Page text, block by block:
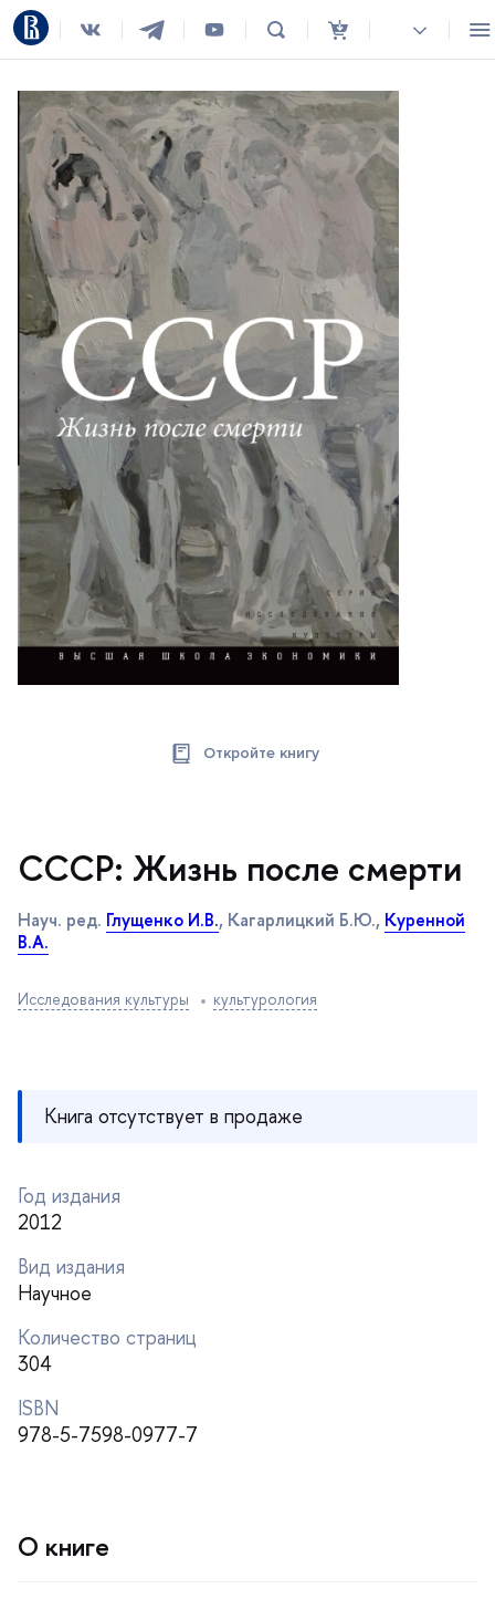
Откройте книгу
СССР: Жизнь после смерти
Науч. ред. Глущенко И.В., Кагарлицкий Б.Ю., Куренной
.А.
Исследования культуры культурология
Книга отсутствует в продаже
Год издания
2012
ид издания
Научное
Количество страниц
304
ISBN
978-5-7598-0977-7
О книге